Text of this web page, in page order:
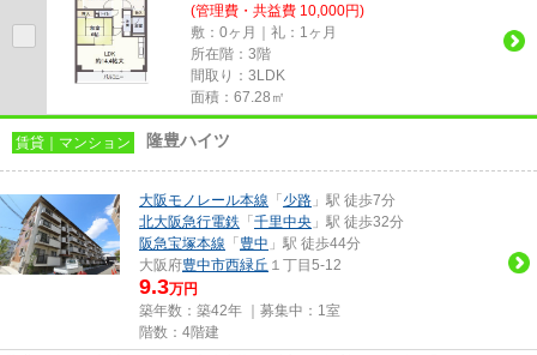
(管理費・共益費 10,000円)
敷：0ヶ月｜礼：1ヶ月
所在階：3階
間取り：3LDK
面積：67.28㎡
賃貸｜マンション 隆豊ハイツ
大阪モノレール本線 「 少路 」駅 徒歩7分
北大阪急行電鉄 「 千里中央 」駅 徒歩32分
阪急宝塚本線 「 豊中 」駅 徒歩44分
大阪府豊中市西緑丘 １丁目5-12
9.3万円
築年数：築42年 ｜募集中： 1室
階数：4階建